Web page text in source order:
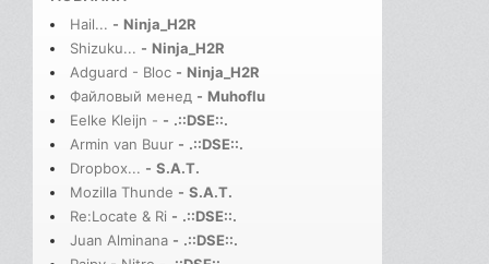
Hail... - Ninja_H2R
Shizuku... - Ninja_H2R
Adguard - Bloc - Ninja_H2R
Файловый менед - Muhoflu
Eelke Kleijn - - .::DSE::.
Armin van Buur - .::DSE::.
Dropbox... - S.A.T.
Mozilla Thunde - S.A.T.
Re:Locate & Ri - .::DSE::.
Juan Alminana - .::DSE::.